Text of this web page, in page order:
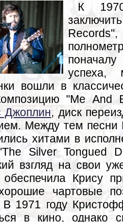
К
успеха,
вошли в
"Me And
Джоплин, диск
Между тем
хитами в
Silver Tongued
взгляд на свои
обеспечила Крису
чартовые
В 1971 году
в кино, однако